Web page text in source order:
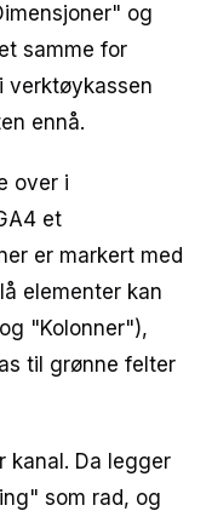
og
samme for
verktøykassen
ennå.
over i
et
er markert med
elementer kan
"Kolonner"),
til grønne felter
kanal. Da legger
som rad, og